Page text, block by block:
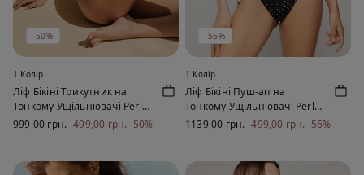
-50%
1 Колір
Ліф Бікіні Трикутник на
Тонкому Ущільнювачі Perle
Pois
999,00 грн. 499,00 грн. -50%
-56%
1 Колір
Ліф Бікіні Пуш-ап на
Тонкому Ущільнювачі Perle
Pois
1139,00 грн. 499,00 грн. -56%